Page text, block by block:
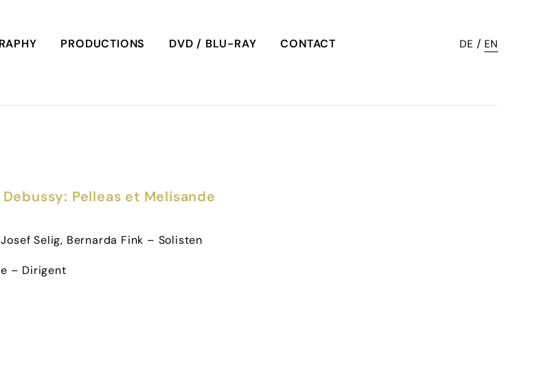
PRODUCTIONS DVD / BLU-RAY CONTACT DE / EN
Pelleas et Melisande
Selig, Bernarda Fink – Solisten
– Dirigent